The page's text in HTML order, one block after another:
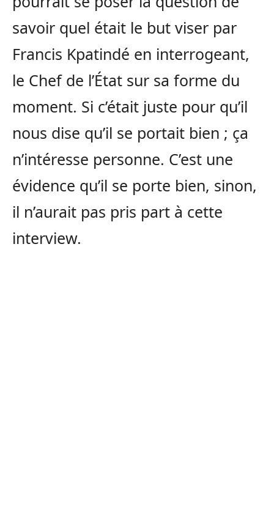
savoir quel était le but viser par
Francis Kpatindé en interrogeant,
le Chef de l’État sur sa forme du
moment. Si c’était juste pour qu’il
nous dise qu’il se portait bien ; ça
n’intéresse personne. C’est une
évidence qu’il se porte bien, sinon,
il n’aurait pas pris part à cette
interview.